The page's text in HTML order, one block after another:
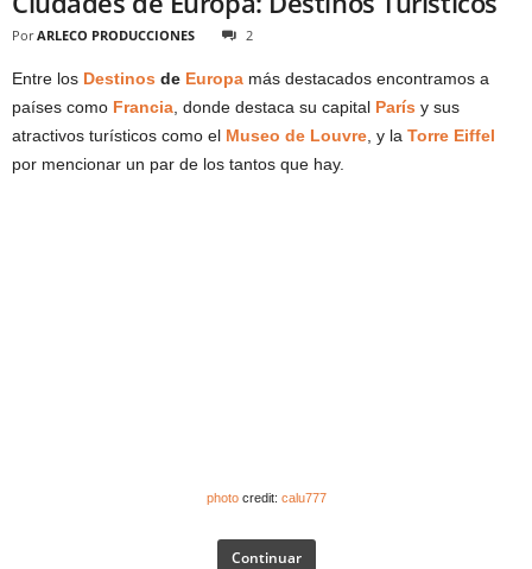
Por ARLECO PRODUCCIONES 2
Entre los Destinos de Europa más destacados encontramos a
países como Francia , donde destaca su capital París y sus
atractivos turísticos como el Museo de Louvre , y la Torre Eiffel
por mencionar un par de los tantos que hay.
photocredit: calu777
Continuar